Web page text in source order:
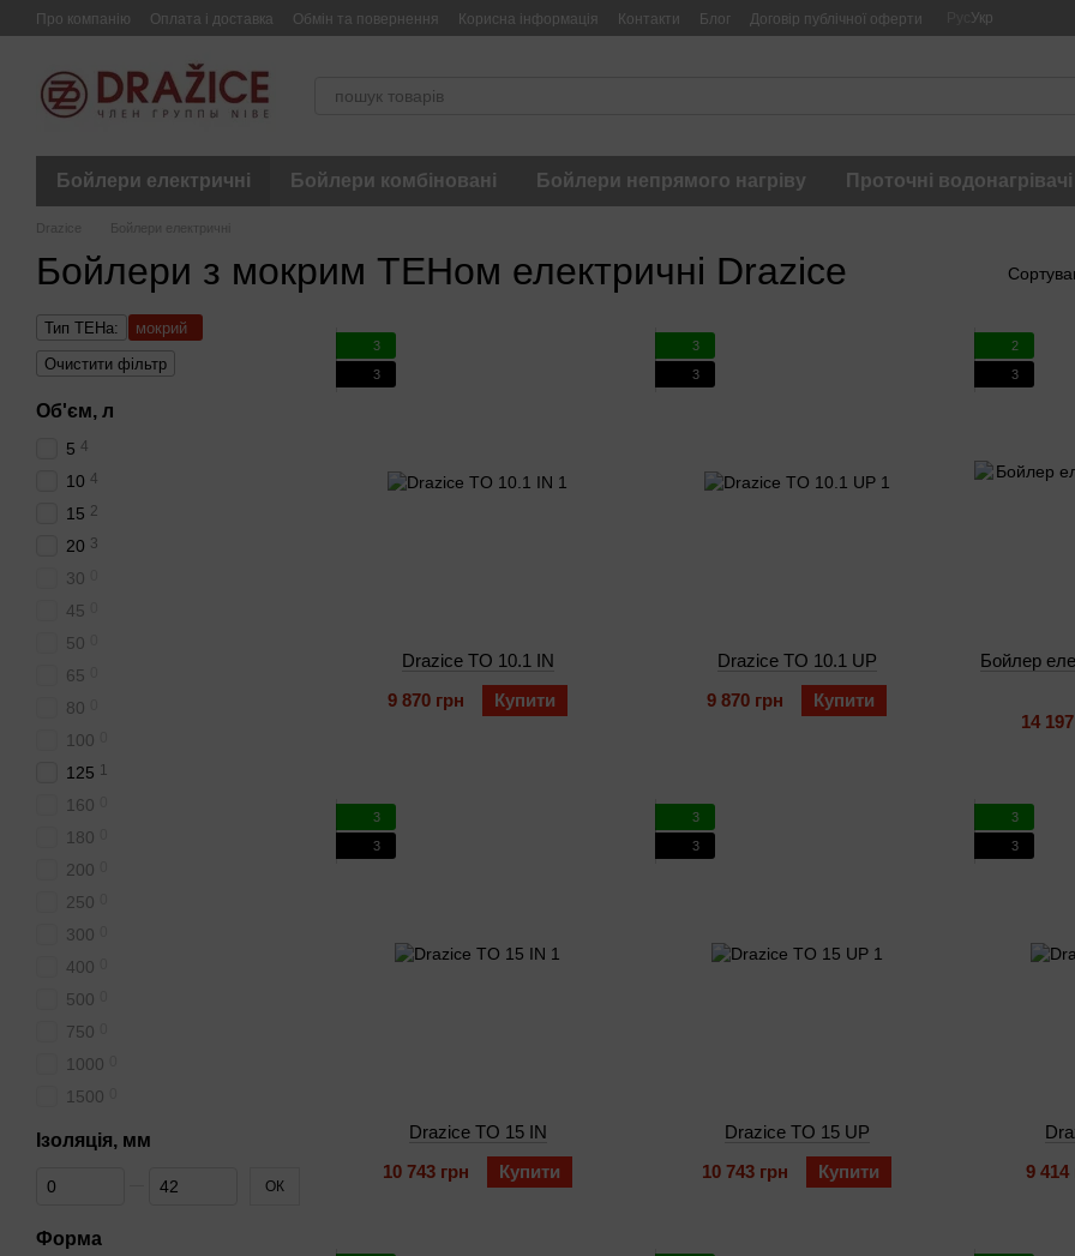
Перейти до основного контенту
Про компанію Оплата і доставка Обмін та повернення Корисна інформація Контакти Блог Договір публічної оферти Укр
Бойлери електричні Бойлери комбіновані Бойлери непрямого нагріву Проточні водонагрівачі
Drazice Бойлери електричні
Бойлери з мокрим ТЕНом електричні Drazice
3
3
Drazice TO 10.1 IN
9 870 грн
Купити
3
3
Drazice TO 10.1 UP
9 870 грн
Купити
2
3
Бойлер
14
3
3
Drazice TO 15 IN
10 743 грн
Купити
3
3
Drazice TO 15 UP
10 743 грн
Купити
3
3
9 414
Тип ТЕНа:
мокрий
Очистити фільтр
Об'єм, л
5 4
10 4
15 2
20 3
30
45
50
65
80
100
125 1
160
180
200
250
300
400
500
750
1000
1500
Ізоляція, мм
Від Ізоляція, мм
До Ізоляція, мм ОК
Форма